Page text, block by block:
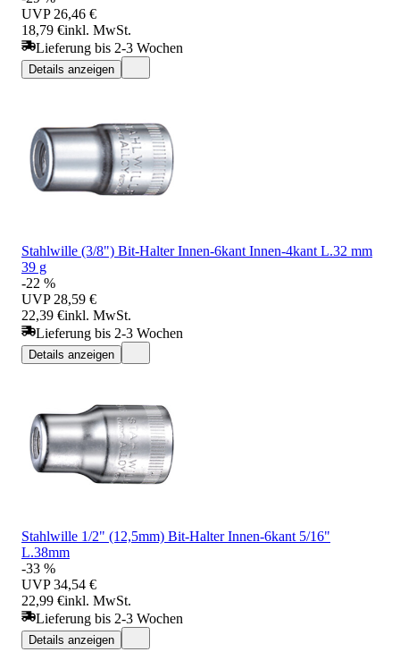
UVP 26,46 €
18,79 €inkl. MwSt.
Lieferung bis 2-3 Wochen
Details anzeigen
Stahlwille (3/8") Bit-Halter Innen-6kant Innen-4kant L.32 mm
39 g
-22 %
UVP 28,59 €
22,39 €inkl. MwSt.
Lieferung bis 2-3 Wochen
Details anzeigen
Stahlwille 1/2" (12,5mm) Bit-Halter Innen-6kant 5/16"
L.38mm
-33 %
UVP 34,54 €
22,99 €inkl. MwSt.
Lieferung bis 2-3 Wochen
Details anzeigen